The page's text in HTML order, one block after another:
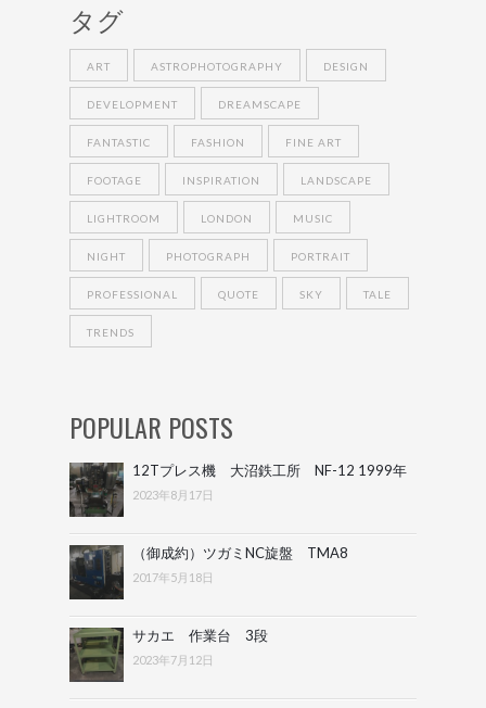
タグ
ART ASTROPHOTOGRAPHY DESIGN
DEVELOPMENT DREAMSCAPE
FANTASTIC FASHION FINE ART
FOOTAGE INSPIRATION LANDSCAPE
LIGHTROOM LONDON MUSIC
NIGHT PHOTOGRAPH PORTRAIT
PROFESSIONAL QUOTE SKY TALE
TRENDS
POPULAR POSTS
12Tプレス機 大沼鉄工所 NF-12 1999年
2023年8月17日
（御成約）ツガミNC旋盤 TMA8
2017年5月18日
サカエ 作業台 3段
2023年7月12日